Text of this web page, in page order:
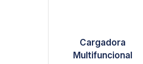
Cargadora
Multifuncional